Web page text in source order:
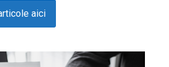
aici